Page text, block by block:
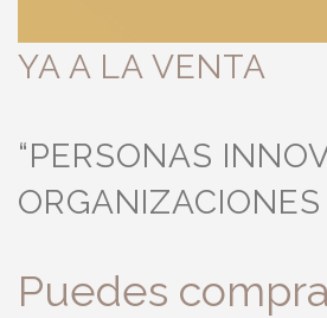
YA A LA VENTA
“PERSONAS
ORGANIZACIONES
Puedes